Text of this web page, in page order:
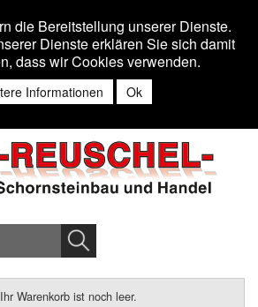
Anmelden
Ihr Warenkorb ist noch leer.
MENU Toggle
die Bereitstellung unserer Dienste.
Dienste erklären Sie sich damit
dass wir Cookies verwenden.
Informationen Ok